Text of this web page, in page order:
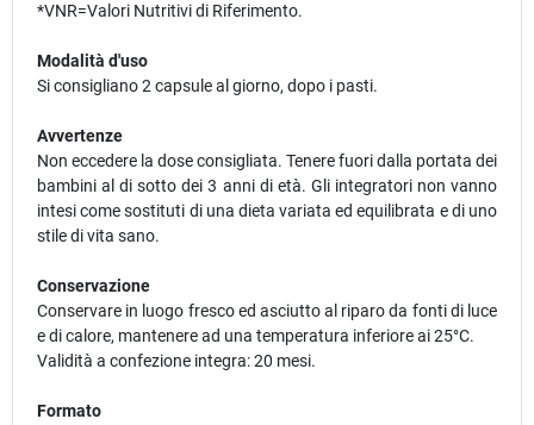
*VNR=Valori Nutritivi di Riferimento.
Modalità d'uso
Si consigliano 2 capsule al giorno, dopo i pasti.
Avvertenze
Non eccedere la dose consigliata. Tenere fuori dalla portata dei
bambini al di sotto dei 3 anni di età. Gli integratori non vanno
intesi come sostituti di una dieta variata ed equilibrata e di uno
stile di vita sano.
Conservazione
Conservare in luogo fresco ed asciutto al riparo da fonti di luce
e di calore, mantenere ad una temperatura inferiore ai 25°C.
Validità a confezione integra: 20 mesi.
Formato